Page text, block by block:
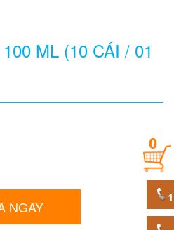
0
ML (10 CÁI / 01
NGAY